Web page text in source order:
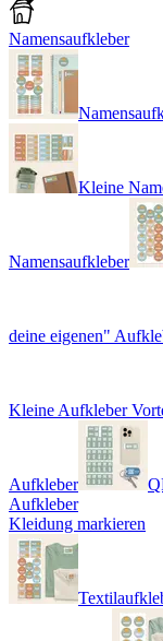
Namensaufkleber
Kleine
Namensaufkleber
deine eigenen"
Kleine Aufkleber
Aufkleber
Aufkleber
Kleidung markieren